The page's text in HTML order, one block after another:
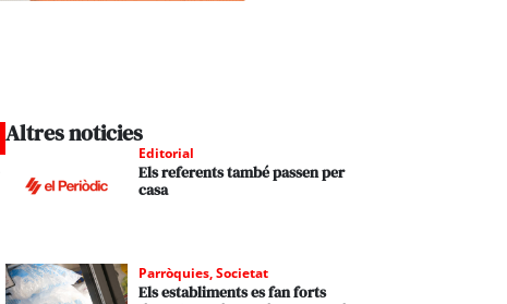
Altres noticies
Editorial
Els referents també passen per
casa
Parròquies,Societat
Els establiments es fan forts